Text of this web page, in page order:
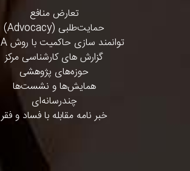
تعارض منافع
حمایت‌طلبی (Advocacy)
توانمند سازی حاکمیت با روش PDIA
گزارش های کارشناسی مرکز
حوزه‌های پژوهشی
همایش‌ها و نشست‌ها
چندرسانه‌ای
خبر نامه مقابله با فساد و فقر